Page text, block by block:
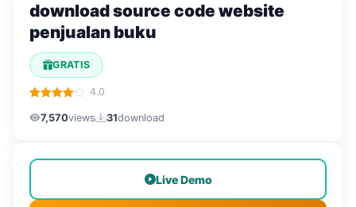
download source code website
penjualan buku
GRATIS
4.0
7,570views 31download
Live Demo